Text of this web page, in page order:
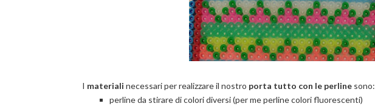
I materiali necessari per realizzare il nostro porta tutto con le perline sono:
perline da stirare di colori diversi (per me perline colori fluorescenti)